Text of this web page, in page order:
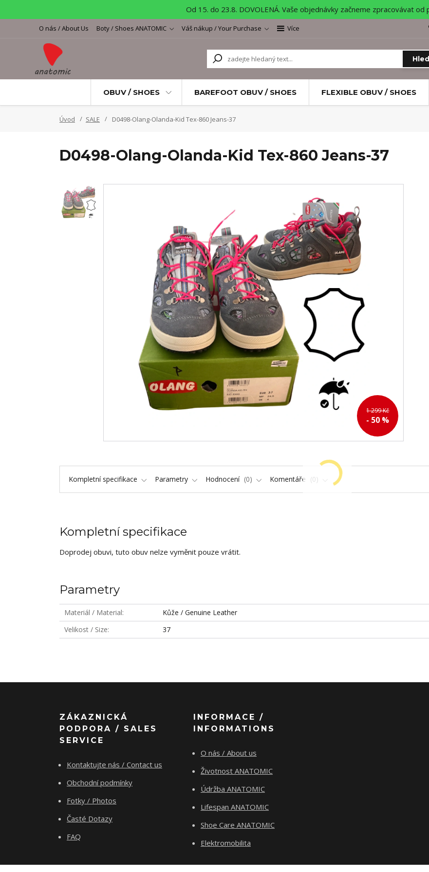
Od 15. do 23.8. DOVOLENÁ. Vaše objednávky začneme zpracovávat od
O nás / About Us Boty / Shoes ANATOMIC Váš nákup / Your Purchase Více
OBUV / SHOES BAREFOOT OBUV / SHOES FLEXIBLE OBUV / SHOES
Úvod SALE D0498-Olang-Olanda-Kid Tex-860 Jeans-37
D0498-Olang-Olanda-Kid Tex-860 Jeans-37
1 299 Kč
- 50 %
Kompletní specifikace Parametry Hodnocení 0 Komentáře 0
Kompletní specifikace
Doprodej obuvi, tuto obuv nelze vyměnit pouze vrátit.
Parametry
Materiál / Material
Kůže / Genuine Leather
Velikost / Size
37
ZÁKAZNICKÁ
PODPORA / SALES
SERVICE
Kontaktujte nás / Contact us
Obchodní podmínky
Fotky / Photos
Časté Dotazy
FAQ
INFORMACE /
INFORMATIONS
O nás / About us
Životnost ANATOMIC
Údržba ANATOMIC
Lifespan ANATOMIC
Shoe Care ANATOMIC
Elektromobilita